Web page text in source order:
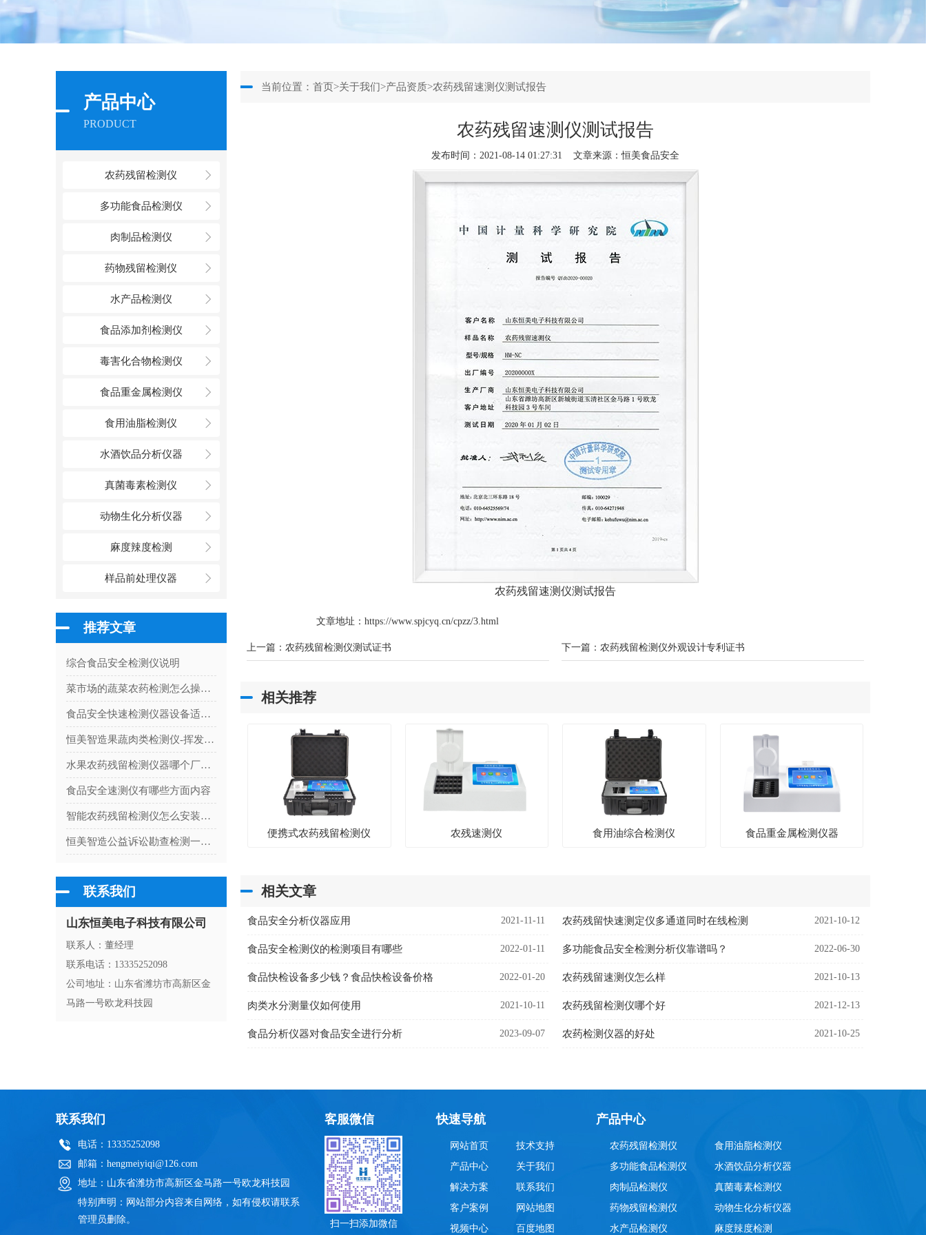
产品中心
PRODUCT
农药残留检测仪
多功能食品检测仪
肉制品检测仪
药物残留检测仪
水产品检测仪
食品添加剂检测仪
毒害化合物检测仪
食品重金属检测仪
食用油脂检测仪
水酒饮品分析仪器
真菌毒素检测仪
动物生化分析仪器
麻度辣度检测
样品前处理仪器
推荐文章
综合食品安全检测仪说明
菜市场的蔬菜农药检测怎么操作？蔬菜农药检测仪器快速检测
食品安全快速检测仪器设备适用范围
恒美智造果蔬肉类检测仪-挥发性盐基氮检测仪常见故障排查指南
水果农药残留检测仪器哪个厂家好
食品安全速测仪有哪些方面内容
智能农药残留检测仪怎么安装打印纸
恒美智造公益诉讼勘查检测一体机故障排查指南：常见问题诊断与解决方案大全
联系我们
山东恒美电子科技有限公司
联系人：董经理
联系电话：13335252098
公司地址：山东省潍坊市高新区金
马路一号欧龙科技园
当前位置：首页>关于我们>产品资质>农药残留速测仪测试报告
农药残留速测仪测试报告
发布时间：2021-08-14 01:27:31 文章来源：恒美食品安全
农药残留速测仪测试报告
文章地址： https://www.spjcyq.cn/cpzz/3.html
上一篇：农药残留检测仪测试证书 下一篇：农药残留检测仪外观设计专利证书
相关推荐
便携式农药残留检测仪 农残速测仪 食用油综合检测仪 食品重金属检测仪器
相关文章
食品安全分析仪器应用 2021-11-11 农药残留快速测定仪多通道同时在线检测 2021-10-12
食品安全检测仪的检测项目有哪些 2022-01-11 多功能食品安全检测分析仪靠谱吗？ 2022-06-30
食品快检设备多少钱？食品快检设备价格 2022-01-20 农药残留速测仪怎么样 2021-10-13
肉类水分测量仪如何使用 2021-10-11 农药残留检测仪哪个好 2021-12-13
食品分析仪器对食品安全进行分析 2023-09-07 农药检测仪器的好处 2021-10-25
联系我们
电话：13335252098
邮箱：hengmeiyiqi@126.com
地址：山东省潍坊市高新区金马路一号欧龙科技园
特别声明：网站部分内容来自网络，如有侵权请联系
管理员删除。
客服微信
扫一扫添加微信
快速导航
网站首页
产品中心
解决方案
客户案例
视频中心
技术支持
关于我们
联系我们
网站地图
百度地图
产品中心
农药残留检测仪
多功能食品检测仪
肉制品检测仪
药物残留检测仪
水产品检测仪
食用油脂检测仪
水酒饮品分析仪器
真菌毒素检测仪
动物生化分析仪器
麻度辣度检测